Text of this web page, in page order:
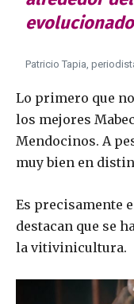
evolucionado
Patricio Tapia,
Lo primero que
los mejores
Mendocinos. A
muy bien en
Es precisamente
destacan que se
la vitivinicultura.